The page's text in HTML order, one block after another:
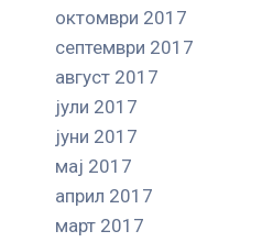
октомври 2017
септември 2017
август 2017
јули 2017
јуни 2017
мај 2017
април 2017
март 2017